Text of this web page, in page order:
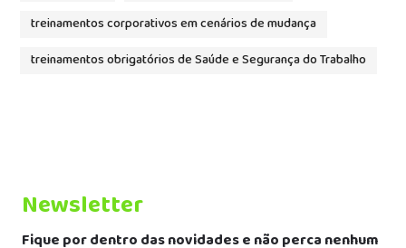
treinamentos corporativos em cenários de mudança
treinamentos obrigatórios de Saúde e Segurança do Trabalho
Newsletter
Fique por dentro das novidades e não perca nenhum